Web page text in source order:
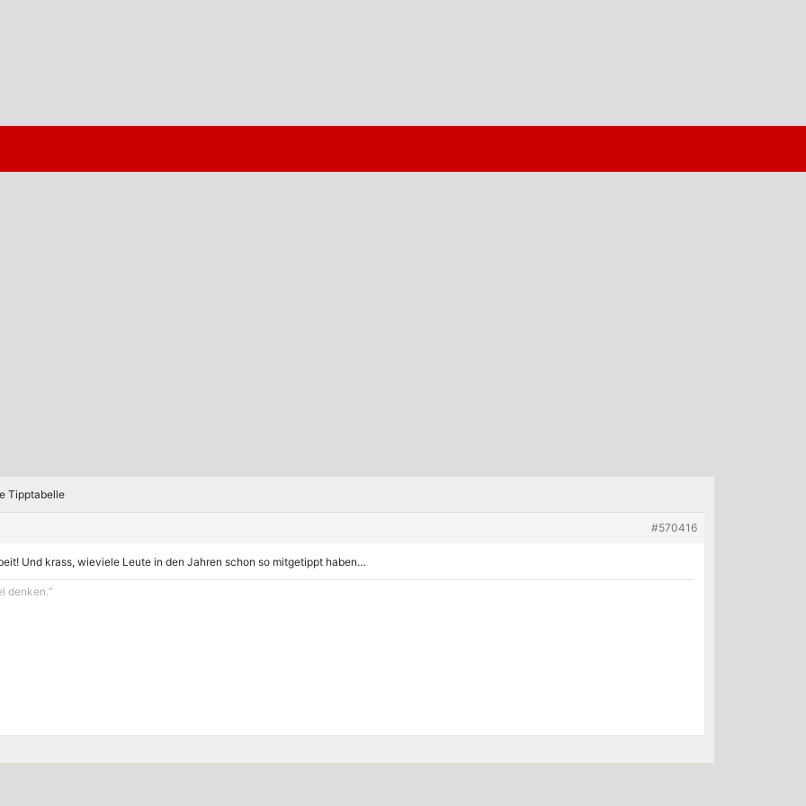
Tipptabelle
#570416
Und krass, wieviele Leute in den Jahren schon so mitgetippt haben…
denken.“